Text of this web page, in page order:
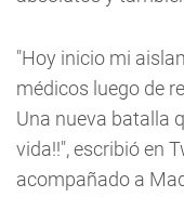
"Hoy inicio mi
médicos luego de
Una nueva batalla
vida!!", escribió en
acompañado a